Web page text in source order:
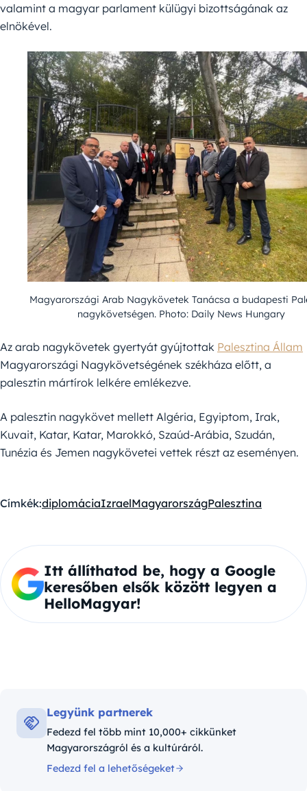
valamint a magyar parlament külügyi bizottságának az
elnökével.
Magyarországi Arab Nagykövetek Tanácsa a budapesti
nagykövetségen. Photo: Daily News Hungary
Az arab nagykövetek gyertyát gyújtottak Palesztina Állam
Magyarországi Nagykövetségének székháza előtt, a
palesztin mártírok lelkére emlékezve.
A palesztin nagykövet mellett Algéria, Egyiptom, Irak,
Kuvait, Katar, Katar, Marokkó, Szaúd-Arábia, Szudán,
Tunézia és Jemen nagykövetei vettek részt az eseményen.
Címkék:diplomáciaIzraelMagyarországPalesztina
Itt állíthatod be, hogy a Google
keresőben elsők között legyen a
HelloMagyar!
Legyünk partnerek
Fedezd fel több mint 10,000+ cikkünket
Magyarországról és a kultúráról.
Fedezd fel a lehetőségeket